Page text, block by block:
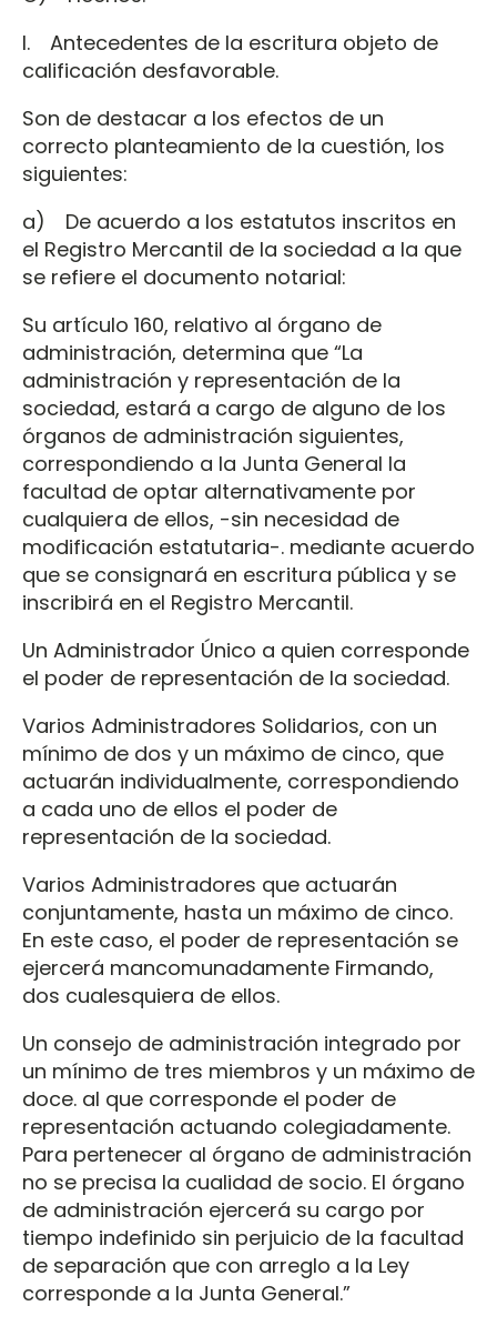
I. Antecedentes de la escritura objeto de
calificación desfavorable.
Son de destacar a los efectos de un
correcto planteamiento de la cuestión, los
siguientes:
a) De acuerdo a los estatutos inscritos en
el Registro Mercantil de la sociedad a la que
se refiere el documento notarial:
Su artículo 160, relativo al órgano de
administración, determina que “La
administración y representación de la
sociedad, estará a cargo de alguno de los
órganos de administración siguientes,
correspondiendo a la Junta General la
facultad de optar alternativamente por
cualquiera de ellos, -sin necesidad de
modificación estatutaria-. mediante acuerdo
que se consignará en escritura pública y se
inscribirá en el Registro Mercantil.
Un Administrador Único a quien corresponde
el poder de representación de la sociedad.
Varios Administradores Solidarios, con un
mínimo de dos y un máximo de cinco, que
actuarán individualmente, correspondiendo
a cada uno de ellos el poder de
representación de la sociedad.
Varios Administradores que actuarán
conjuntamente, hasta un máximo de cinco.
En este caso, el poder de representación se
ejercerá mancomunadamente Firmando,
dos cualesquiera de ellos.
Un consejo de administración integrado por
un mínimo de tres miembros y un máximo de
doce. al que corresponde el poder de
representación actuando colegiadamente.
Para pertenecer al órgano de administración
no se precisa la cualidad de socio. El órgano
de administración ejercerá su cargo por
tiempo indefinido sin perjuicio de la facultad
de separación que con arreglo a la Ley
corresponde a la Junta General.”